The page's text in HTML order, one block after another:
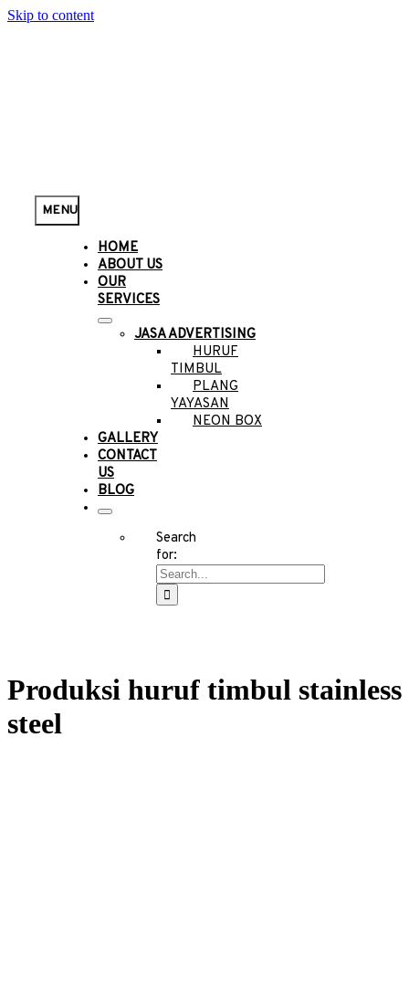
Skip to content
MENU
HOME
ABOUT US
OUR
SERVICES
JASA ADVERTISING
HURUF
TIMBUL
PLANG
YAYASAN
NEON BOX
GALLERY
CONTACT
US
BLOG
Search
for:
Produksi huruf timbul stainless
steel